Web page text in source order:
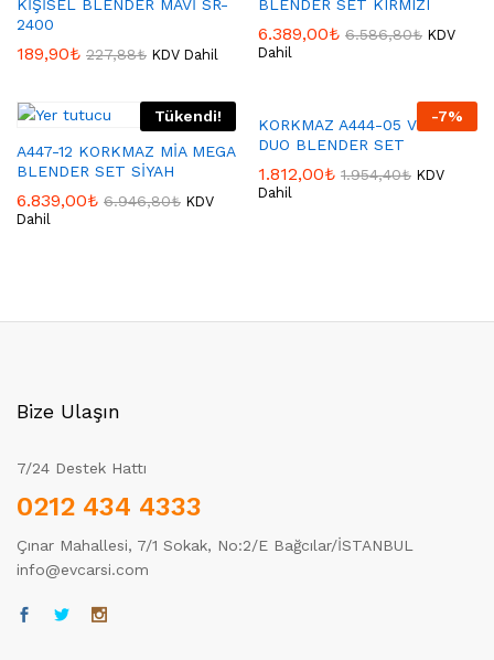
KİŞİSEL BLENDER MAVİ SR-
2400
189,90₺ 227,88₺ KDV Dahil
BLENDER SET KIRMIZI
6.389,00₺ 6.586,80₺ KDV
Dahil
Tükendi!
A447-12 KORKMAZ MİA MEGA
BLENDER SET SİYAH
6.839,00₺ 6.946,80₺ KDV
Dahil
-7%
KORKMAZ A444-05 VERTEX
DUO BLENDER SET
1.812,00₺ 1.954,40₺ KDV
Dahil
Bize Ulaşın
7/24 Destek Hattı
0212 434 4333
Çınar Mahallesi, 7/1 Sokak, No:2/E Bağcılar/İSTANBUL
info@evcarsi.com